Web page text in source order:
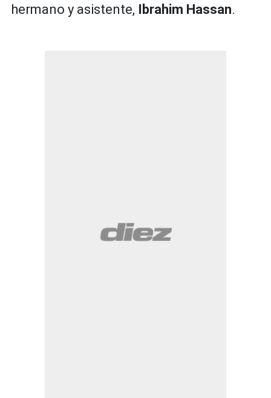
hermano y asistente,
Ibrahim Hassan.